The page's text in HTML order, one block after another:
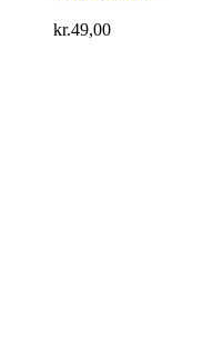
kr.49,00